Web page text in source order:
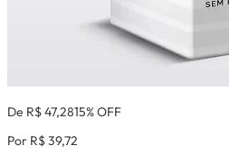
De R$ 47,2815% OFF
Por R$ 39,72